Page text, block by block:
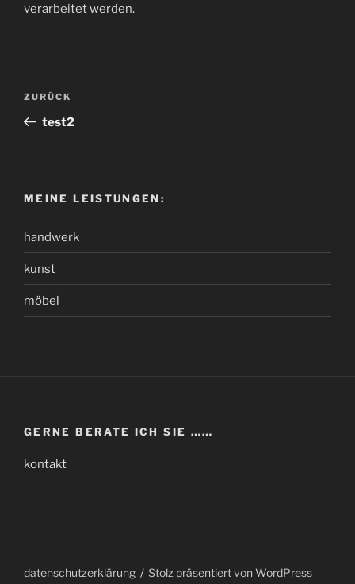
verarbeitet werden.
Beitragsnavigation
Vorheriger
Beitrag
ZURÜCK
test2
MEINE LEISTUNGEN:
handwerk
kunst
möbel
GERNE BERATE ICH SIE ……
kontakt
datenschutzerklärung Stolz präsentiert von WordPress